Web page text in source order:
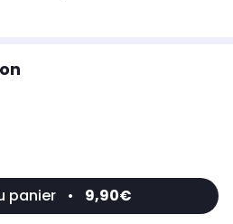
panier • 9,90€